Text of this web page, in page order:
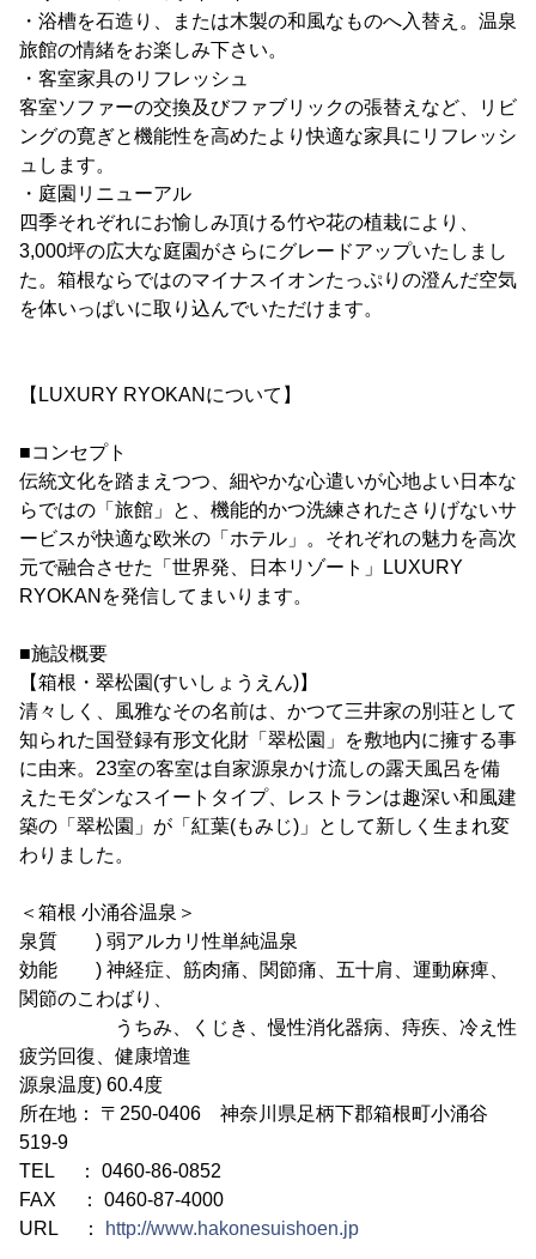
・浴槽を石造り、または木製の和風なものへ入替え。温泉
旅館の情緒をお楽しみ下さい。
・客室家具のリフレッシュ
客室ソファーの交換及びファブリックの張替えなど、リビ
ングの寛ぎと機能性を高めたより快適な家具にリフレッシ
ュします。
・庭園リニューアル
四季それぞれにお愉しみ頂ける竹や花の植栽により、
3,000坪の広大な庭園がさらにグレードアップいたしまし
た。箱根ならではのマイナスイオンたっぷりの澄んだ空気
を体いっぱいに取り込んでいただけます。
【LUXURY RYOKANについて】
■コンセプト
伝統文化を踏まえつつ、細やかな心遣いが心地よい日本な
らではの「旅館」と、機能的かつ洗練されたさりげないサ
ービスが快適な欧米の「ホテル」。それぞれの魅力を高次
元で融合させた「世界発、日本リゾート」LUXURY
RYOKANを発信してまいります。
■施設概要
【箱根・翠松園(すいしょうえん)】
清々しく、風雅なその名前は、かつて三井家の別荘として
知られた国登録有形文化財「翠松園」を敷地内に擁する事
に由来。23室の客室は自家源泉かけ流しの露天風呂を備
えたモダンなスイートタイプ、レストランは趣深い和風建
築の「翠松園」が「紅葉(もみじ)」として新しく生まれ変
わりました。
＜箱根 小涌谷温泉＞
泉質 ) 弱アルカリ性単純温泉
効能 ) 神経症、筋肉痛、関節痛、五十肩、運動麻痺、
関節のこわばり、
うちみ、くじき、慢性消化器病、痔疾、冷え性
疲労回復、健康増進
源泉温度) 60.4度
所在地： 〒250-0406 神奈川県足柄下郡箱根町小涌谷
519-9
TEL ： 0460-86-0852
FAX ： 0460-87-4000
URL ：
http://www.hakonesuishoen.jp